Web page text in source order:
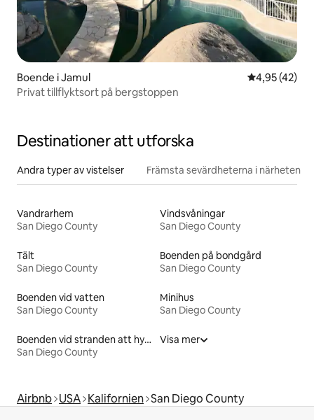
Boende i Jamul 4,95 av 5 i
4,95 (42)
Privat tillflyktsort på bergstoppen
Destinationer att utforska
Andra typer av vistelser Främsta sevärdheterna i närheten
Vandrarhem
San Diego County
Vindsvåningar
San Diego County
Tält
San Diego County
Boenden på bondgård
San Diego County
Boenden vid vatten
San Diego County
Minihus
San Diego County
Boenden vid stranden att hyra
San Diego County
Visa mer
Airbnb USA Kalifornien San Diego County